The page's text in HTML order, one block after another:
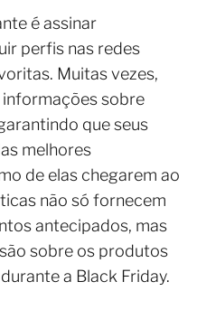
é assinar
perfis nas redes
Muitas vezes,
informações sobre
que seus
melhores
de elas chegarem ao
não só fornecem
antecipados, mas
sobre os produtos
a Black Friday.